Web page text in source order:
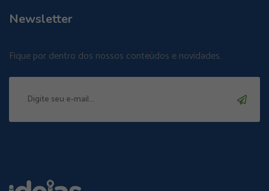
Newsletter
Fique por dentro dos nossos conteúdos e novidades.